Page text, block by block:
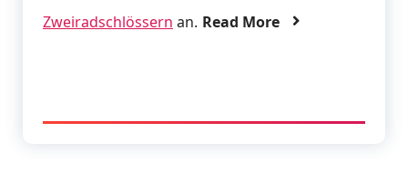
Zweiradschlössern an. Read More